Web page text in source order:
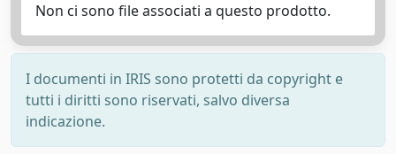
Non ci sono file associati a questo prodotto.
I documenti in IRIS sono protetti da copyright e
tutti i diritti sono riservati, salvo diversa
indicazione.